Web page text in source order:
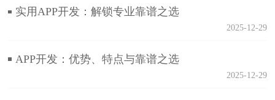
实用APP开发：解锁专业靠谱之选
2025-12-29
APP开发：优势、特点与靠谱之选
2025-12-29